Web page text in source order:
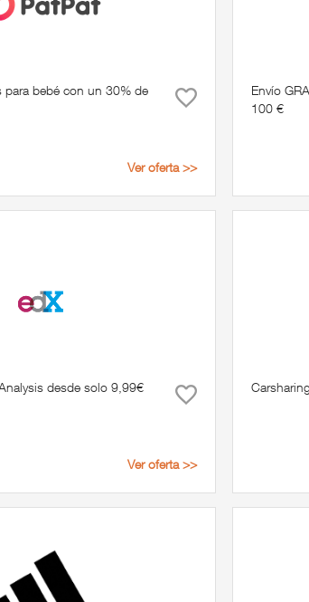
para bebé con un 30% de
Ver oferta >>
Envío
100 €
desde solo 9,99€
Ver oferta >>